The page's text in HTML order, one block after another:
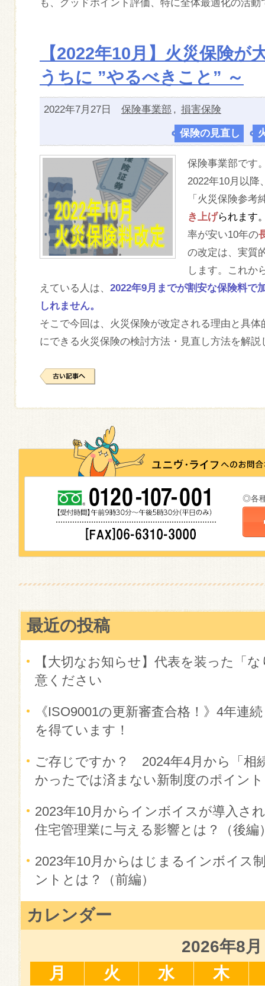
も、グッドポイント評価、特に全体最適化の活
【2022年10月】火災保険が
うちに ”やるべきこと” ～
2022年7月27日 保険事業部 , 損害保険
保険の見直し
保険事業部です
2022年10月以降
「火災保険参考
き上げられます
率が安い10年の
の改定は、実質
します。これか
えている人は、 2022年9月までが割安な保険料で
しれません。
そこで今回は、火災保険が改定される理由と具
にできる火災保険の検討方法・見直し方法を解説
◎各
最近の投稿
【大切なお知らせ】代表を装った「
意ください
《ISO9001の更新審査合格！》4年連
を得ています！
ご存じですか？ 2024年4月から「相
かったでは済まない新制度のポイント
2023年10月からインボイスが導入さ
住宅管理業に与える影響とは？（後編
2023年10月からはじまるインボイス
ントとは？（前編）
カレンダー
2026年8月
月
火 水 木